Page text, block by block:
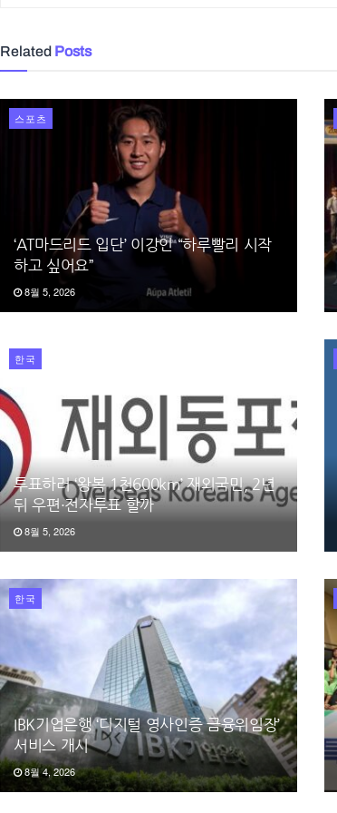
Related Posts
스포츠
‘AT마드리드 입단’ 이강인 “하루빨리 시작
하고 싶어요”
8월 5, 2026
한국
투표하러 ‘왕복 1천600km’ 재외국민, 2년
뒤 우편·전자투표 할까
8월 5, 2026
한국
IBK기업은행 ‘디지털 영사인증 금융위임장’
서비스 개시
8월 4, 2026